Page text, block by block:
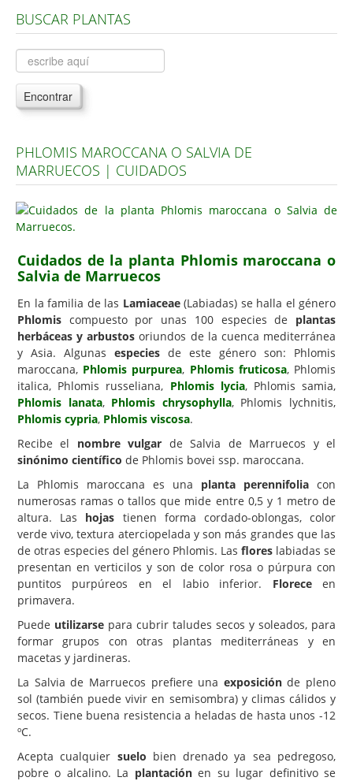
Árboles, Cicas y Palmeras de la G a la Z
Plantas Anuales y Perennes
Plantas Bulbosas y Acuáticas
Plantas de Interior
Plantas Aromáticas y de Huerto
Plantas Carnívoras y Orquídeas
Consejos
Hemisferio Sur
Enfermedades
Animales
Hongos
Carencias
Fotos
Árboles y Palmeras
Arbustos y Trepadoras
Cactus y Suculentas
BUSCAR PLANTAS
Encontrar
PHLOMIS MAROCCANA O SALVIA DE
MARRUECOS | CUIDADOS
Cuidados de la planta Phlomis maroccana o
Salvia de Marruecos
En la familia de las Lamiaceae(Labiadas) se halla el género
Phlomis compuesto por unas 100 especies de plantas
herbáceas y arbustos oriundos de la cuenca mediterránea
y Asia. Algunas especies de este género son: Phlomis
maroccana, Phlomis purpurea, Phlomis fruticosa, Phlomis
italica, Phlomis russeliana, Phlomis lycia, Phlomis samia,
Phlomis lanata, Phlomis chrysophylla, Phlomis lychnitis,
Phlomis cypria, Phlomis viscosa.
Recibe el nombre vulgar de Salvia de Marruecos y el
sinónimo científico de Phlomis bovei ssp. maroccana.
La Phlomis maroccana es una planta perennifolia con
numerosas ramas o tallos que mide entre 0,5 y 1 metro de
altura. Las hojas tienen forma cordado-oblongas, color
verde vivo, textura aterciopelada y son más grandes que las
de otras especies del género Phlomis. Las flores labiadas se
presentan en verticilos y son de color rosa o púrpura con
puntitos purpúreos en el labio inferior. Floreceen
primavera.
Puede utilizarse para cubrir taludes secos y soleados, para
formar grupos con otras plantas mediterráneas y en
macetas y jardineras.
La Salvia de Marruecos prefiere una exposiciónde pleno
sol (también puede vivir en semisombra) y climas cálidos y
secos. Tiene buena resistencia a heladas de hasta unos -12
ºC.
Acepta cualquier suelo bien drenado ya sea pedregoso,
pobre o alcalino. La plantaciónen su lugar definitivo se